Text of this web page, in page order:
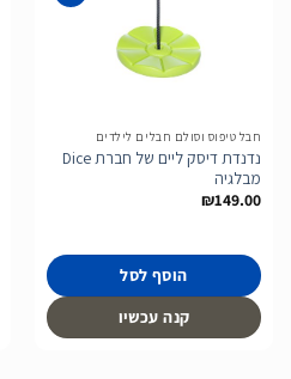
חבל טיפוס וסולם חבלים לילדים
נדנדת דיסק ליים של חברת Dice
מבלגיה
₪149.00
הוסף לסל
קנה עכשיו